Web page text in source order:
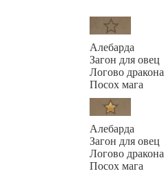
Алебарда
Загон для овец
Логово дракона
Посох мага
Алебарда
Загон для овец
Логово дракона
Посох мага